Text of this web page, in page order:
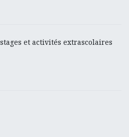
et activités extrascolaires